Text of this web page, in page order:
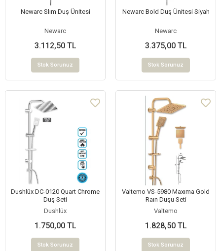
Newarc Slım Duş Ünitesi
Newarc
3.112,50 TL
Stok Sorunuz
Newarc Bold Duş Ünitesi Siyah
Newarc
3.375,00 TL
Stok Sorunuz
Dushlüx DC-0120 Quart Chrome
Duş Seti
Dushlüx
1.750,00 TL
Stok Sorunuz
Valtemo VS-5980 Maxıma Gold
Raın Duşu Seti
Valtemo
1.828,50 TL
Stok Sorunuz